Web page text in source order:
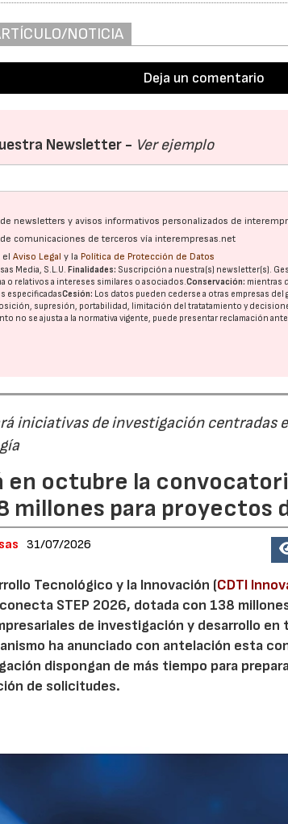
NOTICIA
Deja un comentario
Newsletter - Ver ejemplo
newsletters y avisos informativos personalizados de
comunicaciones de terceros vía interempresas.net
elAviso Legal y la Política de Protección de Datos
Media, S.L.U.Finalidades: Suscripción a nuestra(s) newsletter(s).
o relativos a intereses similares o asociados.Conservación: mientras
especificadasCesión: Los datos pueden cederse a otras empresas del
supresión, portabilidad, limitación del tratatamiento y
no se ajusta a la normativa vigente, puede presentar reclamación
iniciativas de investigación centradas
en octubre la
millones para proyectos
31/07/2026
Tecnológico y la Innovación (CDTI
STEP 2026, dotada con 138
de investigación y desarrollo
ha anunciado con antelación esta
dispongan de más tiempo para
de solicitudes.